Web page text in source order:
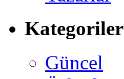
Kategoriler
Güncel